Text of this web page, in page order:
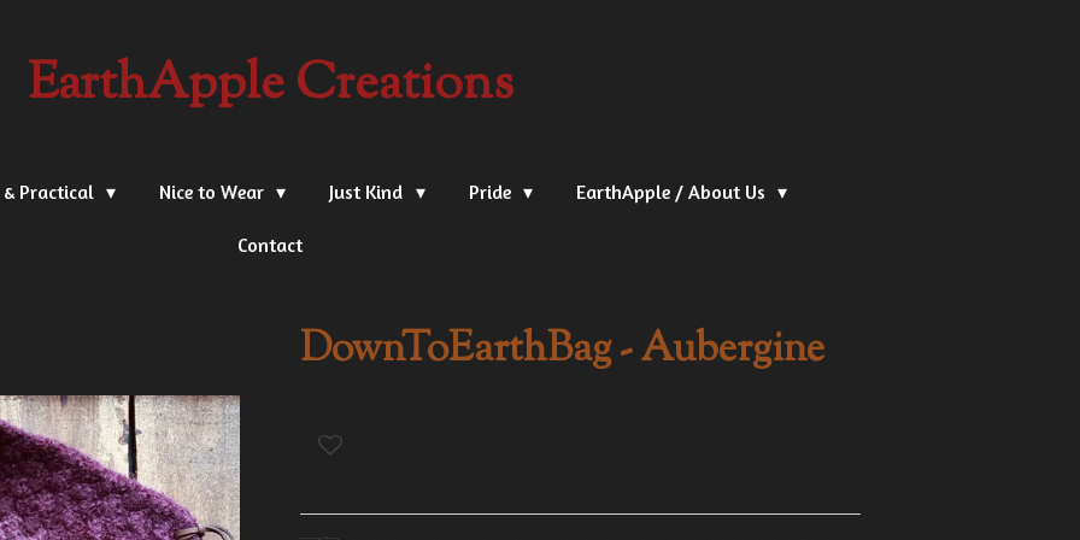
EarthApple Creations
Practical Nice to Wear Just Kind Pride EarthApple / About Us
Contact
DownToEarthBag - Aubergine